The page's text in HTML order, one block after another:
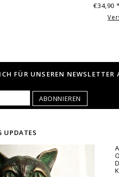
€34,90
FÜR UNSEREN NEWSLETTER
ABONNIEREN
UPDATES